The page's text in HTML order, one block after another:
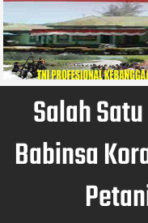
Salah
Babinsa